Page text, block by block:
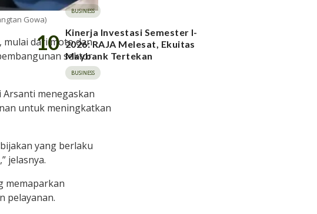
Gowa)
dari moto dan
sektor
Arsanti menegaskan
untuk meningkatkan
yang berlaku
jelasnya.
memaparkan
pelayanan.
BUSINESS
10 Kinerja Investasi Semester I-
2026: RAJA Melesat, Ekuitas
Maybank Tertekan
BUSINESS